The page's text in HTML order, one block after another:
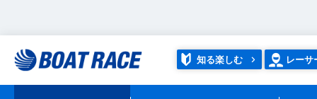
知る楽しむ レーサ